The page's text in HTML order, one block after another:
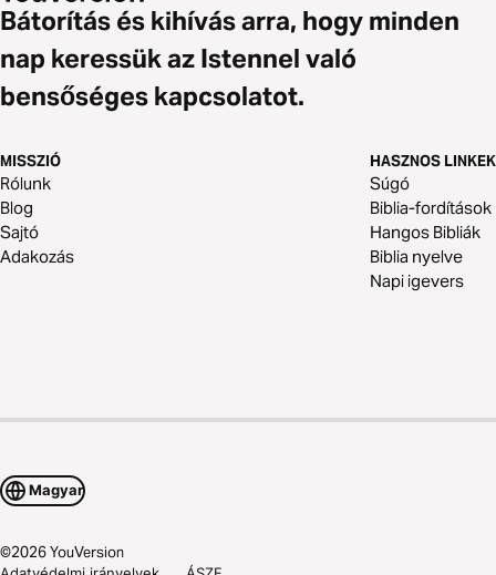
Bátorítás és kihívás arra, hogy minden
nap keressük az Istennel való
bensőséges kapcsolatot.
MISSZIÓ
Rólunk
Blog
Sajtó
Adakozás
HASZNOS LINKEK
Súgó
Biblia-fordítások
Hangos Bibliák
Biblia nyelve
Napi igevers
Magyar
©2026YouVersion